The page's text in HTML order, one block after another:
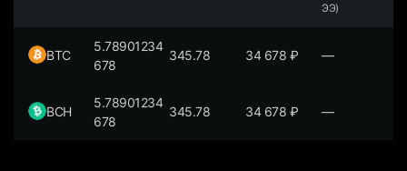
ЭЭ)
BTC
5.78901234
678
345.78 34 678 ₽ —
BCH
5.78901234
678
345.78 34 678 ₽ —